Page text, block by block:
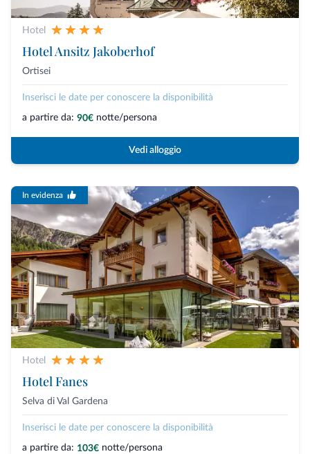
Hotel
Hotel Ansitz Jakoberhof
Ortisei
Inserisci le date per conoscere la disponibilità
a partire da: 90€ notte/persona
Vedi alloggio
In evidenza
Hotel
Hotel Fanes
Selva di Val Gardena
Inserisci le date per conoscere la disponibilità
a partire da: 103€ notte/persona